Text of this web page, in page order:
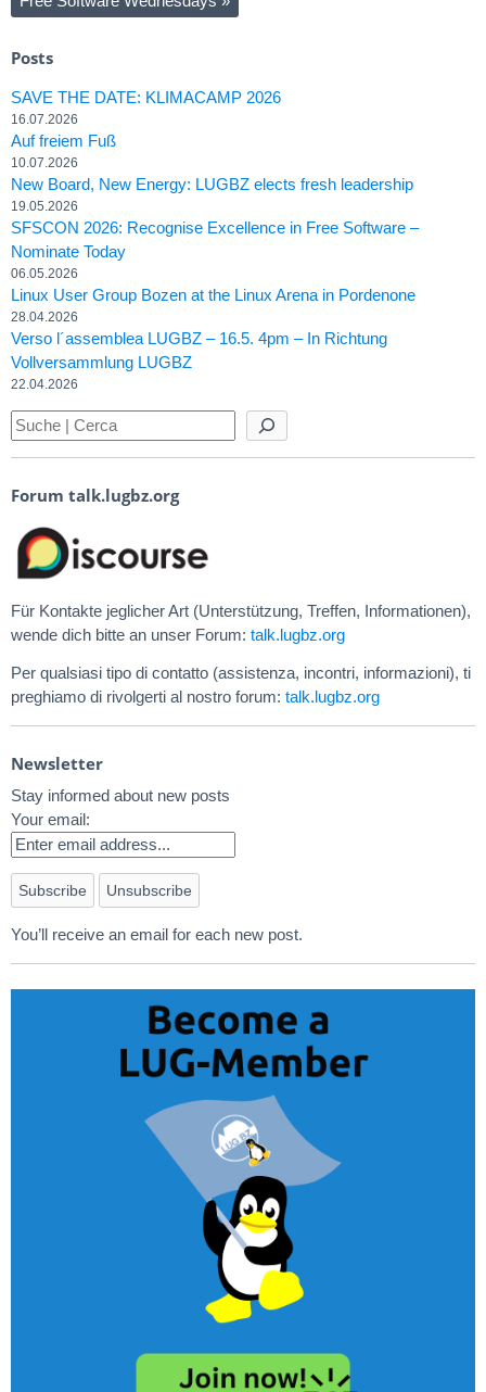
Posts
SAVE THE DATE: KLIMACAMP 2026
16.07.2026
Auf freiem Fuß
10.07.2026
New Board, New Energy: LUGBZ elects fresh leadership
19.05.2026
SFSCON 2026: Recognise Excellence in Free Software –
Nominate Today
06.05.2026
Linux User Group Bozen at the Linux Arena in Pordenone
28.04.2026
Verso l´assemblea LUGBZ – 16.5. 4pm – In Richtung
Vollversammlung LUGBZ
22.04.2026
Forum talk.lugbz.org
Für Kontakte jeglicher Art (Unterstützung, Treffen, Informationen),
wende dich bitte an unser Forum: talk.lugbz.org
Per qualsiasi tipo di contatto (assistenza, incontri, informazioni), ti
preghiamo di rivolgerti al nostro forum: talk.lugbz.org
Newsletter
Stay informed about new posts
Your email:
You’ll receive an email for each new post.